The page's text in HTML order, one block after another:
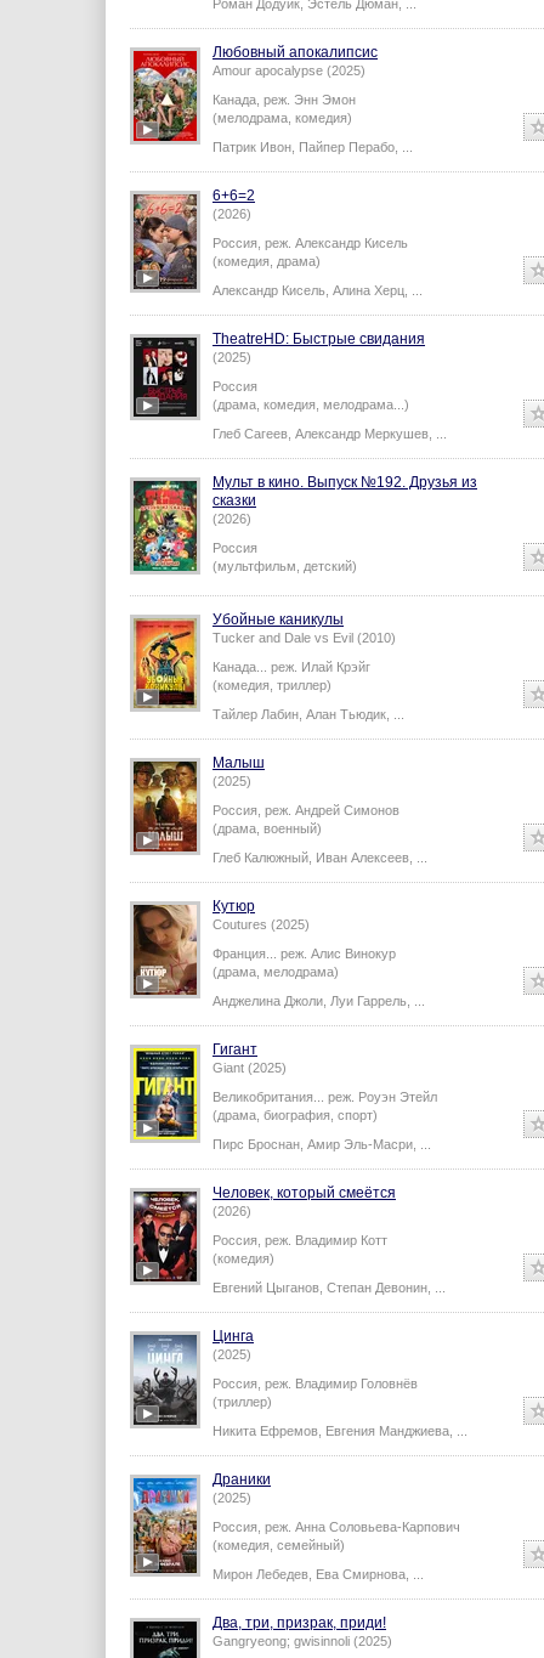
Роман Додуик Эстель Дюман
Любовный апокалипсис
Amour apocalypse (2025)
Канада, реж. Энн Эмон
(мелодрама, комедия)
Патрик Ивон Пайпер Перабо
6+6=2
(2026)
Россия, реж. Александр Кисель
(комедия, драма)
Александр Кисель Алина Херц
TheatreHD: Быстрые свидания
(2025)
Россия
(драма, комедия, мелодрама...)
Глеб Сагеев Александр Меркушев
Мульт в кино. Выпуск №192. Друзья из
сказки
(2026)
Россия
(мультфильм, детский)
Убойные каникулы
Tucker and Dale vs Evil (2010)
Канада... реж. Илай Крэйг
(комедия, триллер)
Тайлер Лабин Алан Тьюдик
Малыш
(2025)
Россия, реж. Андрей Симонов
(драма, военный)
Глеб Калюжный Иван Алексеев
Кутюр
Coutures (2025)
Франция... реж. Алис Винокур
(драма, мелодрама)
Анджелина Джоли Луи Гаррель
Гигант
Giant (2025)
Великобритания... реж. Роуэн Этейл
(драма, биография, спорт)
Пирс Броснан Амир Эль-Масри
Человек, который смеётся
(2026)
Россия, реж. Владимир Котт
(комедия)
Евгений Цыганов Степан Девонин
Цинга
(2025)
Россия, реж. Владимир Головнёв
(триллер)
Никита Ефремов Евгения Манджиева
Драники
(2025)
Россия, реж. Анна Соловьева-Карпович
(комедия, семейный)
Мирон Лебедев Ева Смирнова
Два, три, призрак, приди!
Gangryeong; gwisinnoli (2025)